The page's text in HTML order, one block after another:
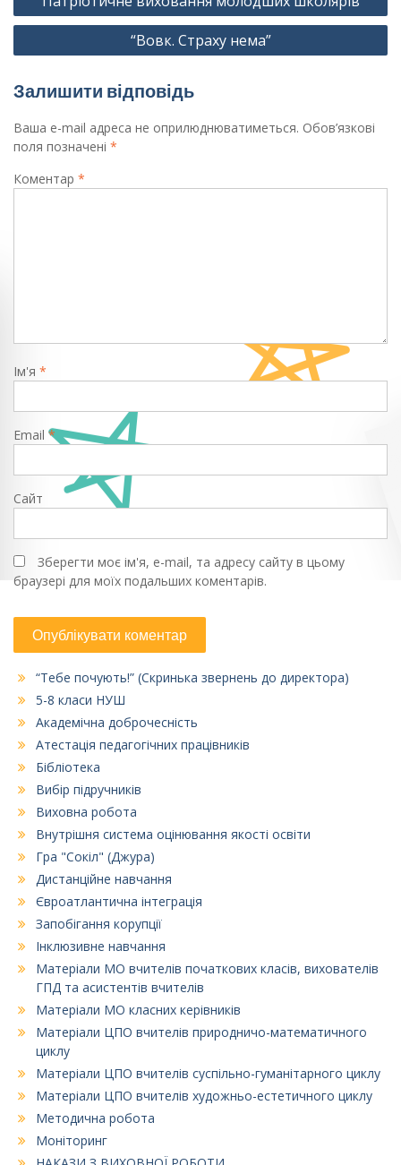
записів
“Вовк. Страху нема”
Залишити відповідь
Ваша e-mail адреса не оприлюднюватиметься. Обов’язкові
поля позначені *
Коментар *
Ім'я *
Email *
Сайт
Зберегти моє ім'я, e-mail, та адресу сайту в цьому
браузері для моїх подальших коментарів.
“Тебе почують!” (Скринька звернень до директора)
5-8 класи НУШ
Академічна доброчесність
Атестація педагогічних працівників
Бібліотека
Вибір підручників
Виховна робота
Внутрішня система оцінювання якості освіти
Гра "Сокіл" (Джура)
Дистанційне навчання
Євроатлантична інтеграція
Запобігання корупції
Інклюзивне навчання
Матеріали МО вчителів початкових класів, вихователів
ГПД та асистентів вчителів
Матеріали МО класних керівників
Матеріали ЦПО вчителів природничо-математичного
циклу
Матеріали ЦПО вчителів суспільно-гуманітарного циклу
Матеріали ЦПО вчителів художньо-естетичного циклу
Методична робота
Моніторинг